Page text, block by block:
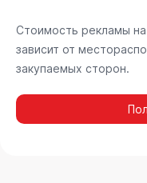
Стоимость рекламы
зависит от
закупаемых сторон.